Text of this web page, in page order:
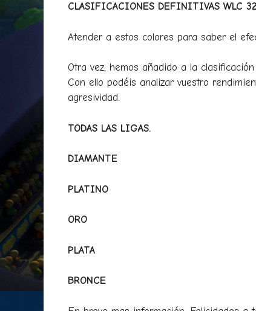
CLASIFICACIONES DEFINITIVAS WLC
Atender a estos colores para saber el
Otra vez, hemos añadido a la
Con ello podéis analizar vuestro
agresividad.
TODAS LAS LIGAS.
DIAMANTE
PLATINO
ORO
PLATA
BRONCE